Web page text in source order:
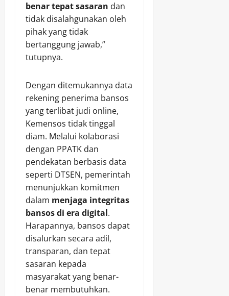
benar tepat sasaran dan
tidak disalahgunakan oleh
pihak yang tidak
bertanggung jawab,”
tutupnya.
Dengan ditemukannya data
rekening penerima bansos
yang terlibat judi online,
Kemensos tidak tinggal
diam. Melalui kolaborasi
dengan PPATK dan
pendekatan berbasis data
seperti DTSEN, pemerintah
menunjukkan komitmen
dalam menjaga integritas
bansos di era digital.
Harapannya, bansos dapat
disalurkan secara adil,
transparan, dan tepat
sasaran kepada
masyarakat yang benar-
benar membutuhkan.